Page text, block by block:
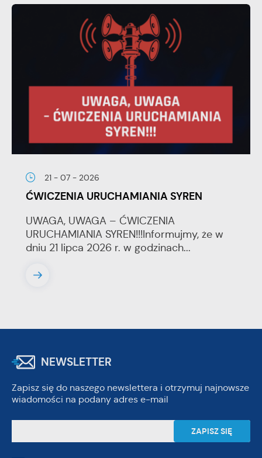
21 - 07 - 2026
ĆWICZENIA URUCHAMIANIA SYREN
UWAGA, UWAGA – ĆWICZENIA
URUCHAMIANIA SYREN!!!Informujmy, że w
dniu 21 lipca 2026 r. w godzinach...
NEWSLETTER
Zapisz się do naszego newslettera i otrzymuj najnowsze
wiadomości na podany adres e-mail